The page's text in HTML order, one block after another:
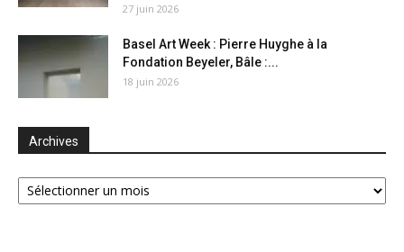
27 juin 2026
Basel Art Week : Pierre Huyghe à la
Fondation Beyeler, Bâle :...
18 juin 2026
Archives
Archives